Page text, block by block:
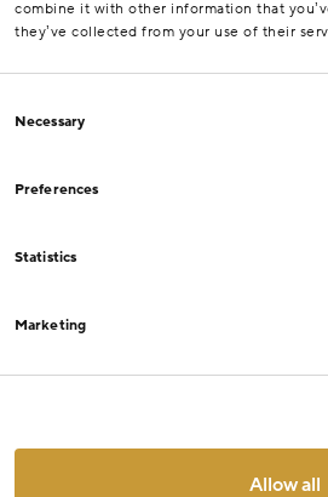
combine it with other information that
they’ve collected from your use of their
Selection
Necessary
Preferences
Statistics
Marketing
Allow all